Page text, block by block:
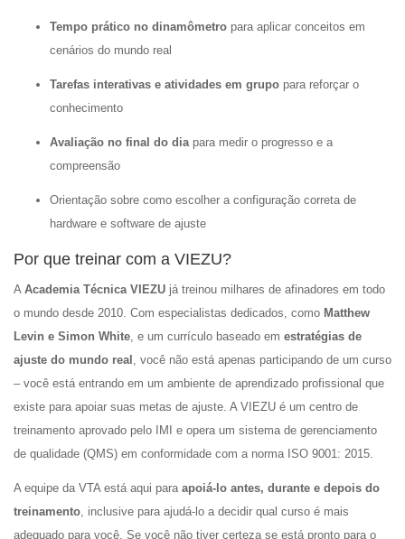
Tempo prático no dinamômetro para aplicar conceitos em
cenários do mundo real
Tarefas interativas e atividades em grupo para reforçar o
conhecimento
Avaliação no final do diapara medir o progresso e a
compreensão
Orientação sobre como escolher a configuração correta de
hardware e software de ajuste
Por que treinar com a VIEZU?
A Academia Técnica VIEZU já treinou milhares de afinadores em todo
o mundo desde 2010. Com especialistas dedicados, como Matthew
Levin e Simon White, e um currículo baseado em estratégias de
ajuste do mundo real , você não está apenas participando de um curso
– você está entrando em um ambiente de aprendizado profissional que
existe para apoiar suas metas de ajuste. A VIEZU é um centro de
treinamento aprovado pelo IMI e opera um sistema de gerenciamento
de qualidade (QMS) em conformidade com a norma ISO 9001: 2015.
A equipe da VTA está aqui para apoiá-lo antes, durante e depois do
treinamento, inclusive para ajudá-lo a decidir qual curso é mais
adequado para você. Se você não tiver certeza se está pronto para o